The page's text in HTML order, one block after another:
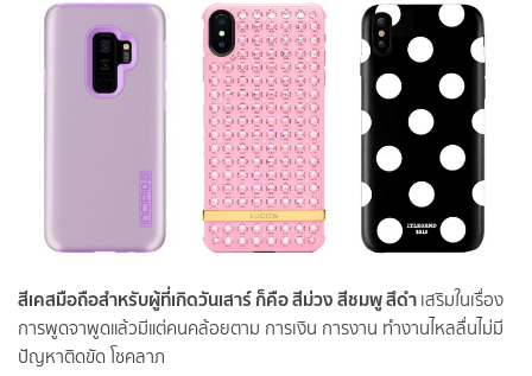
สีเคสมือถือสำหรับผู้ที่เกิดวันเสาร์ ก็คือ สีม่วง สีชมพู สึดำเสริมในเรื่อง
การพูดจาพูดแล้วมีแต่คนคล้อยตาม การเงิน การงาน ทำงานไหลลื่นไม่มี
ปัญหาติดขัด โชคลาภ